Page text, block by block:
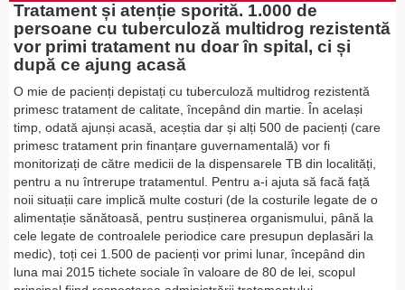
Tratament și atenție sporită. 1.000 de
persoane cu tuberculoză multidrog rezistentă
vor primi tratament nu doar în spital, ci și
după ce ajung acasă
O mie de pacienți depistați cu tuberculoză multidrog rezistentă
primesc tratament de calitate, începând din martie. În același
timp, odată ajunși acasă, aceștia dar și alți 500 de pacienți (care
primesc tratament prin finanțare guvernamentală) vor fi
monitorizați de către medicii de la dispensarele TB din localități,
pentru a nu întrerupe tratamentul. Pentru a-i ajuta să facă față
noii situații care implică multe costuri (de la costurile legate de o
alimentație sănătoasă, pentru susținerea organismului, până la
cele legate de controalele periodice care presupun deplasări la
medic), toți cei 1.500 de pacienți vor primi lunar, începând din
luna mai 2015 tichete sociale în valoare de 80 de lei, scopul